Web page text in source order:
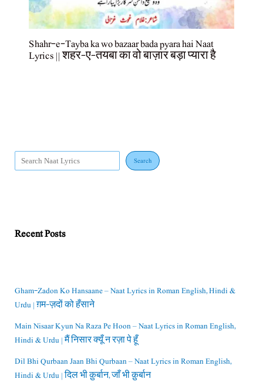
Shahr-e-Tayba ka wo bazaar bada pyara hai Naat
Lyrics || शहर-ए-तयबा का वो बाज़ार बड़ा प्यारा है
Search
Recent Posts
Gham-Zadon Ko Hansaane – Naat Lyrics in Roman English, Hindi &
Urdu | ग़म-ज़दों को हँसाने
Main Nisaar Kyun Na Raza Pe Hoon – Naat Lyrics in Roman English,
Hindi & Urdu | मैं निसार क्यूँ न रज़ा पे हूँ
Dil Bhi Qurbaan Jaan Bhi Qurbaan – Naat Lyrics in Roman English,
Hindi & Urdu | दिल भी क़ुर्बान, जाँ भी क़ुर्बान